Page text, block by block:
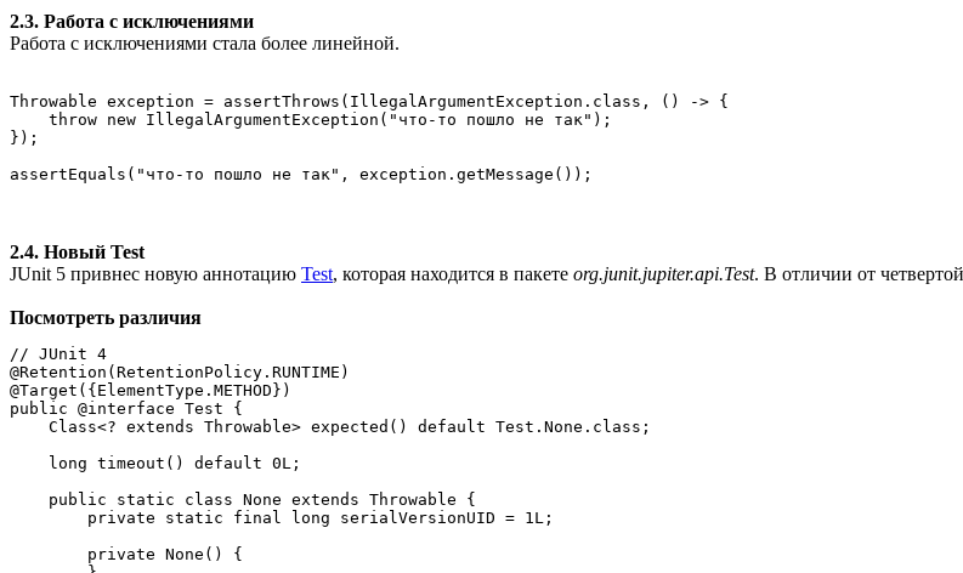
2.3. Работа с исключениями
Работа с исключениями стала более линейной.
Throwable exception = assertThrows(IllegalArgumentException.class, () -> {
    throw new IllegalArgumentException("что-то пошло не так");
});
2.4. Новый Test
JUnit 5 привнес новую аннотацию Test, которая находится в пакете org.junit.jupiter.api.Test. В отличии от
Посмотреть различия
// JUnit 4
@Retention(RetentionPolicy.RUNTIME)
@Target({ElementType.METHOD})
public @interface Test {
    Class<? extends Throwable> expected() default Test.None.class;
    long timeout() default 0L;
    public static class None extends Throwable {
        private static final long serialVersionUID = 1L;
        private None() {